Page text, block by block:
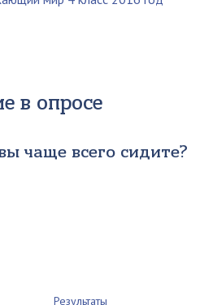
в опросе
чаще всего сидите?
Результаты